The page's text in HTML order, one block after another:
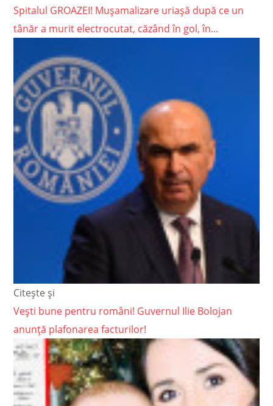
Spitalul GROAZEI! Mușamalizare uriașă după ce un
tânăr a murit electrocutat, căzând în gol, în...
Citește și
Vești bune pentru români! Guvernul Ilie Bolojan
anunță plafonarea facturilor!